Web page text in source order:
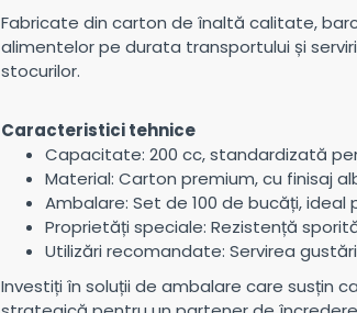
Fabricate din carton de înaltă calitate,
alimentelor pe durata transportului și
stocurilor.
Caracteristici tehnice
Capacitate: 200 cc, standardizată
Material: Carton premium, cu finisaj
Ambalare: Set de 100 de bucăți, ideal
Proprietăți speciale: Rezistență
Utilizări recomandate: Servirea
Investiți în soluții de ambalare care susțin